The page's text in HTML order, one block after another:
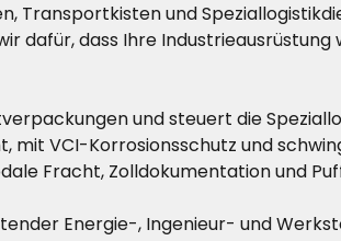
und
dafür, dass Ihre
und steuert die
mit VCI-Korrosionsschutz und
Fracht, Zolldokumentation und
Energie-, Ingenieur- und